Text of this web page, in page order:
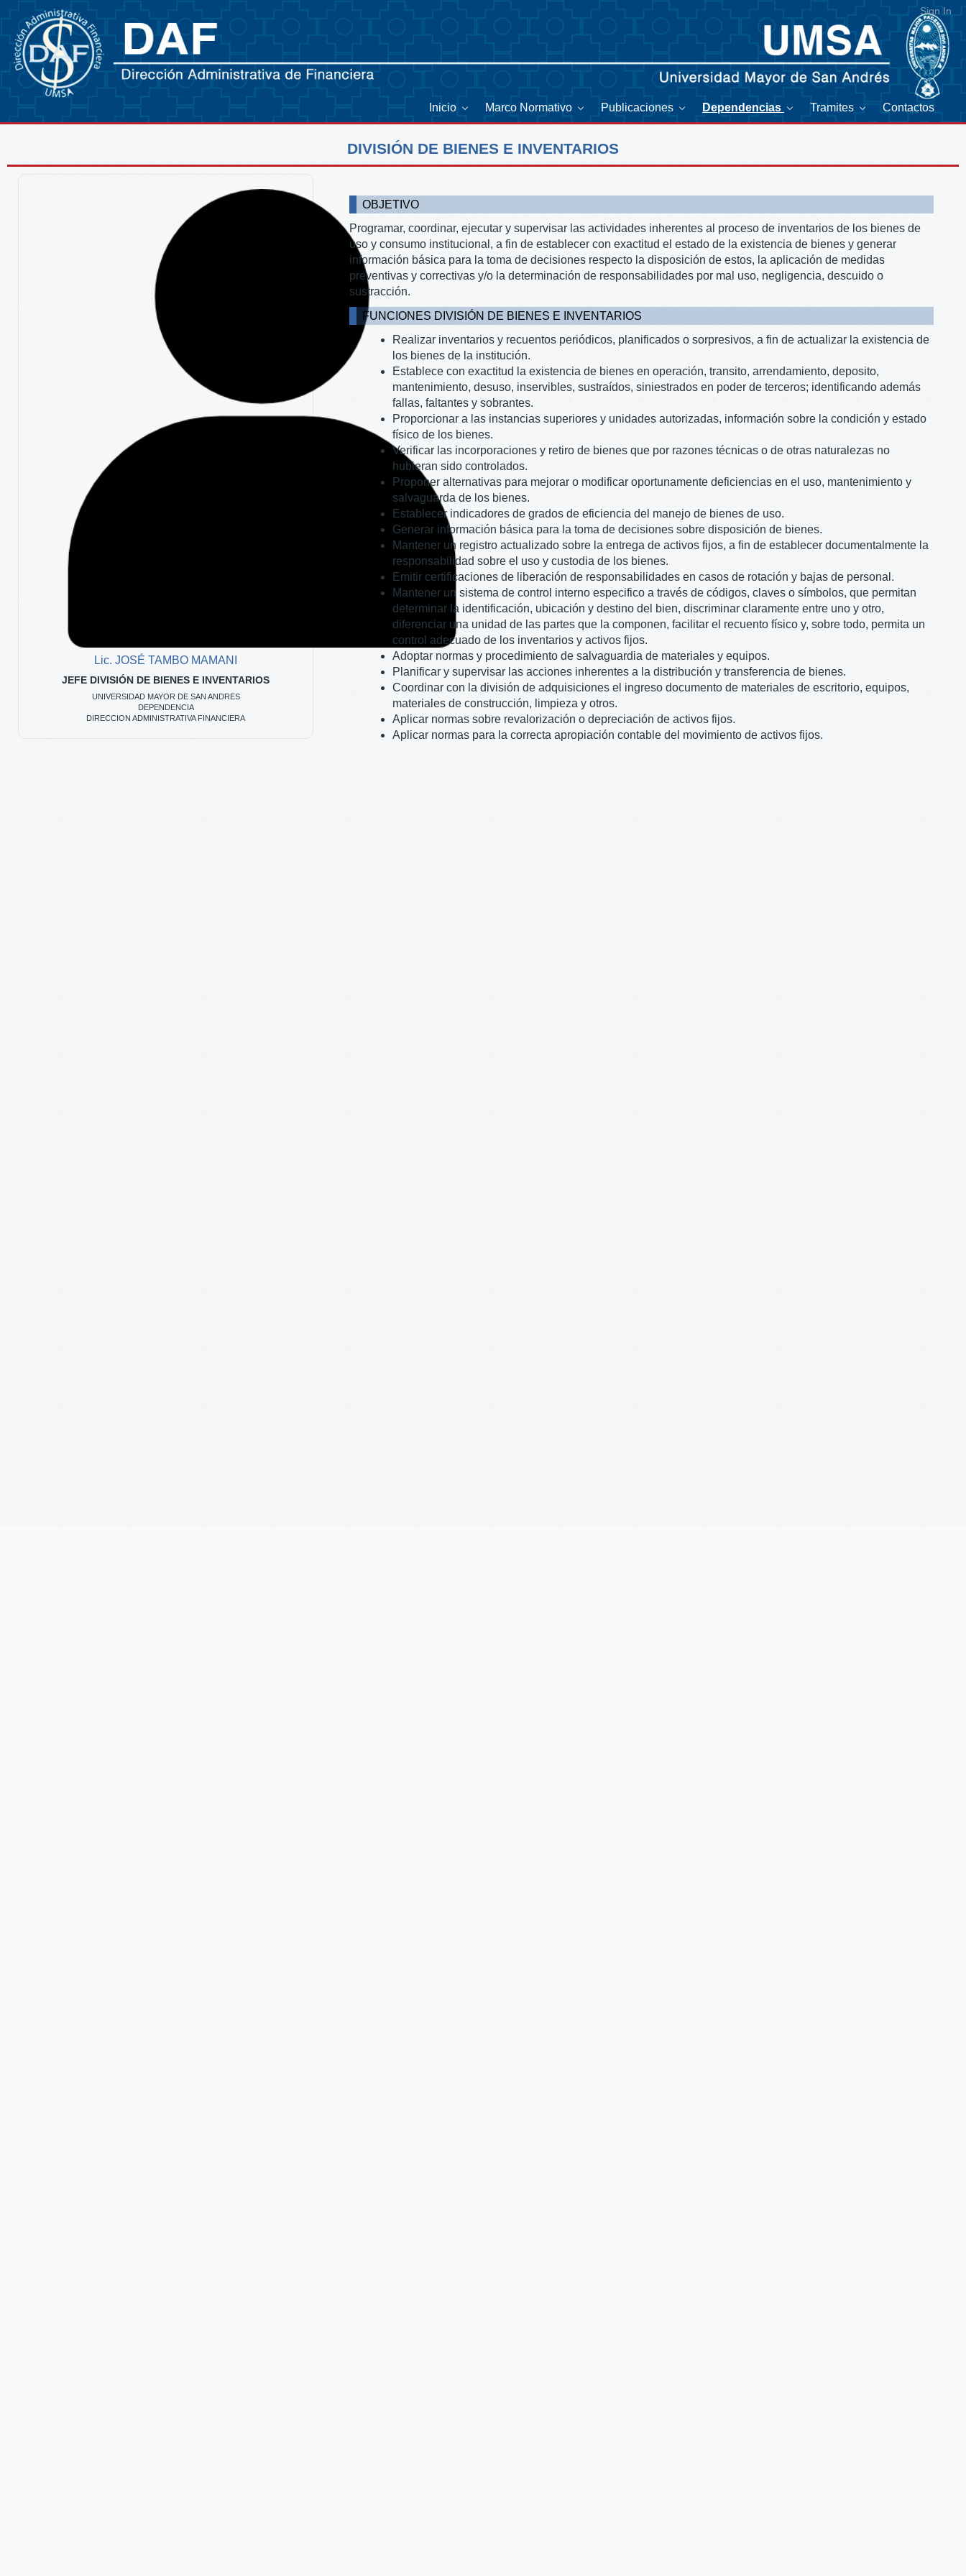
Sign In
Inicio Marco Normativo Publicaciones Dependencias Tramites Contactos
DIVISIÓN DE BIENES E INVENTARIOS
Lic. JOSÉ TAMBO MAMANI
JEFE DIVISIÓN DE BIENES E INVENTARIOS
UNIVERSIDAD MAYOR DE SAN ANDRES
DEPENDENCIA
DIRECCION ADMINISTRATIVA FINANCIERA
OBJETIVO
Programar, coordinar, ejecutar y supervisar las actividades inherentes al proceso de inventarios de los bienes de
uso y consumo institucional, a fin de establecer con exactitud el estado de la existencia de bienes y generar
información básica para la toma de decisiones respecto la disposición de estos, la aplicación de medidas
preventivas y correctivas y/o la determinación de responsabilidades por mal uso, negligencia, descuido o
sustracción.
FUNCIONES DIVISIÓN DE BIENES E INVENTARIOS
Realizar inventarios y recuentos periódicos, planificados o sorpresivos, a fin de actualizar la existencia de
los bienes de la institución.
Establece con exactitud la existencia de bienes en operación, transito, arrendamiento, deposito,
mantenimiento, desuso, inservibles, sustraídos, siniestrados en poder de terceros; identificando además
fallas, faltantes y sobrantes.
Proporcionar a las instancias superiores y unidades autorizadas, información sobre la condición y estado
físico de los bienes.
Verificar las incorporaciones y retiro de bienes que por razones técnicas o de otras naturalezas no
hubieran sido controlados.
Proponer alternativas para mejorar o modificar oportunamente deficiencias en el uso, mantenimiento y
salvaguarda de los bienes.
Establecer indicadores de grados de eficiencia del manejo de bienes de uso.
Generar información básica para la toma de decisiones sobre disposición de bienes.
Mantener un registro actualizado sobre la entrega de activos fijos, a fin de establecer documentalmente la
responsabilidad sobre el uso y custodia de los bienes.
Emitir certificaciones de liberación de responsabilidades en casos de rotación y bajas de personal.
Mantener un sistema de control interno especifico a través de códigos, claves o símbolos, que permitan
determinar la identificación, ubicación y destino del bien, discriminar claramente entre uno y otro,
diferenciar una unidad de las partes que la componen, facilitar el recuento físico y, sobre todo, permita un
control adecuado de los inventarios y activos fijos.
Adoptar normas y procedimiento de salvaguardia de materiales y equipos.
Planificar y supervisar las acciones inherentes a la distribución y transferencia de bienes.
Coordinar con la división de adquisiciones el ingreso documento de materiales de escritorio, equipos,
materiales de construcción, limpieza y otros.
Aplicar normas sobre revalorización o depreciación de activos fijos.
Aplicar normas para la correcta apropiación contable del movimiento de activos fijos.